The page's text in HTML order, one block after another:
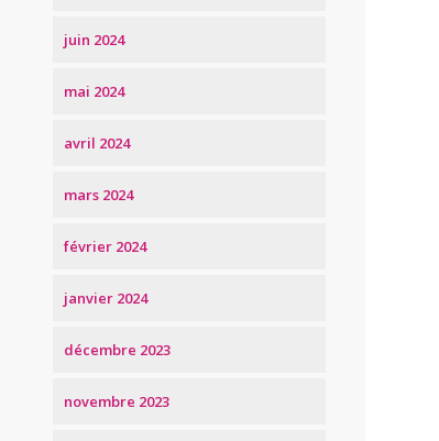
juin 2024
mai 2024
avril 2024
mars 2024
février 2024
janvier 2024
décembre 2023
novembre 2023